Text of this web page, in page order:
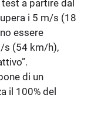
a partire dal
i 5 m/s (18
essere
s (54 km/h),
di un
il 100% del